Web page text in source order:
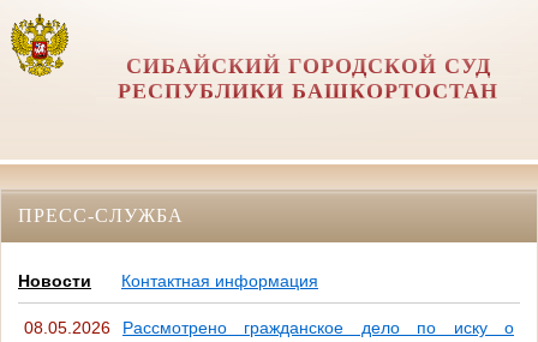
СИБАЙСКИЙ ГОРОДСКОЙ СУД
РЕСПУБЛИКИ БАШКОРТОСТАН
ПРЕСС-СЛУЖБА
Новости Контактная информация
08.05.2026
Рассмотрено гражданское дело по иску о